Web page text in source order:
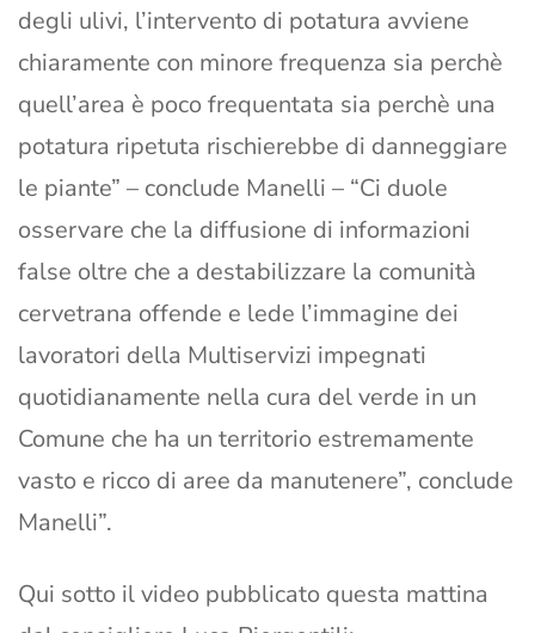
degli ulivi, l’intervento di potatura avviene
chiaramente con minore frequenza sia perchè
quell’area è poco frequentata sia perchè una
potatura ripetuta rischierebbe di danneggiare
le piante” – conclude Manelli – “Ci duole
osservare che la diffusione di informazioni
false oltre che a destabilizzare la comunità
cervetrana offende e lede l’immagine dei
lavoratori della Multiservizi impegnati
quotidianamente nella cura del verde in un
Comune che ha un territorio estremamente
vasto e ricco di aree da manutenere”, conclude
Manelli”.
Qui sotto il video pubblicato questa mattina